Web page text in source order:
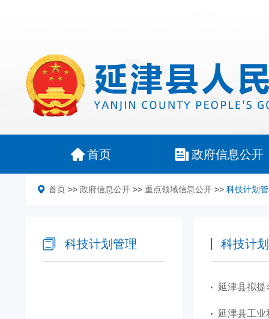
首页 政府信息公开
首页 >> 政府信息公开 >> 重点领域信息公开 >> 科技计划
科技计划管理 科技计
延津县拟提
延津县工业